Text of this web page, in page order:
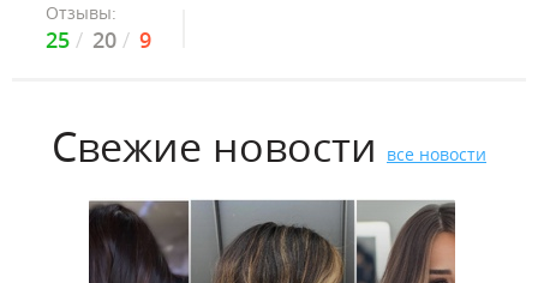
Отзывы:
25 20 9
Свежие новости все новости